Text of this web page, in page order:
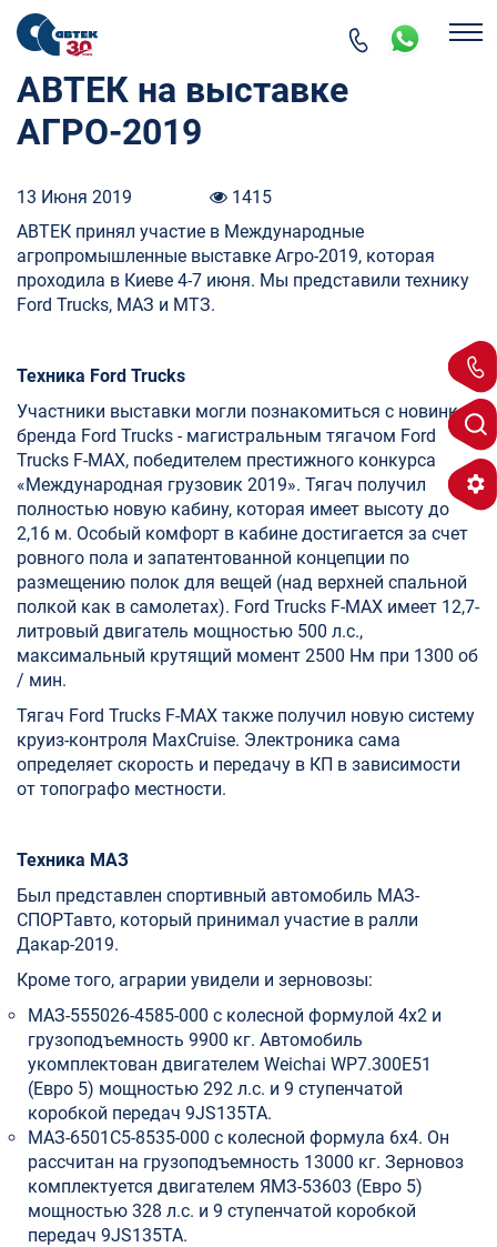
АВТЕК на выставке
АГРО-2019
13 Июня 2019
1415
АВТЕК принял участие в Международные
агропромышленные выставке Агро-2019, которая
проходила в Киеве 4-7 июня. Мы представили технику
Ford Trucks, МАЗ и МТЗ.
Техника Ford Trucks
Участники выставки могли познакомиться с новинкой
бренда Ford Trucks - магистральным тягачом Ford
Trucks F-MAX, победителем престижного конкурса
«Международная грузовик 2019». Тягач получил
полностью новую кабину, которая имеет высоту до
2,16 м. Особый комфорт в кабине достигается за счет
ровного пола и запатентованной концепции по
размещению полок для вещей (над верхней спальной
полкой как в самолетах). Ford Trucks F-MAX имеет 12,7-
литровый двигатель мощностью 500 л.с.,
максимальный крутящий момент 2500 Нм при 1300 об
/ мин.
Тягач Ford Trucks F-MAX также получил новую систему
круиз-контроля MaxCruise. Электроника сама
определяет скорость и передачу в КП в зависимости
от топографо местности.
Техника МАЗ
Был представлен спортивный автомобиль МАЗ-
СПОРТавто, который принимал участие в ралли
Дакар-2019.
Кроме того, аграрии увидели и зерновозы:
МАЗ-555026-4585-000 с колесной формулой 4х2 и
грузоподъемность 9900 кг. Автомобиль
укомплектован двигателем Weichai WP7.300E51
(Евро 5) мощностью 292 л.с. и 9 ступенчатой
коробкой передач 9JS135TA.
МАЗ-6501С5-8535-000 с колесной формула 6х4. Он
рассчитан на грузоподъемность 13000 кг. Зерновоз
комплектуется двигателем ЯМЗ-53603 (Евро 5)
мощностью 328 л.с. и 9 ступенчатой коробкой
передач 9JS135TA.